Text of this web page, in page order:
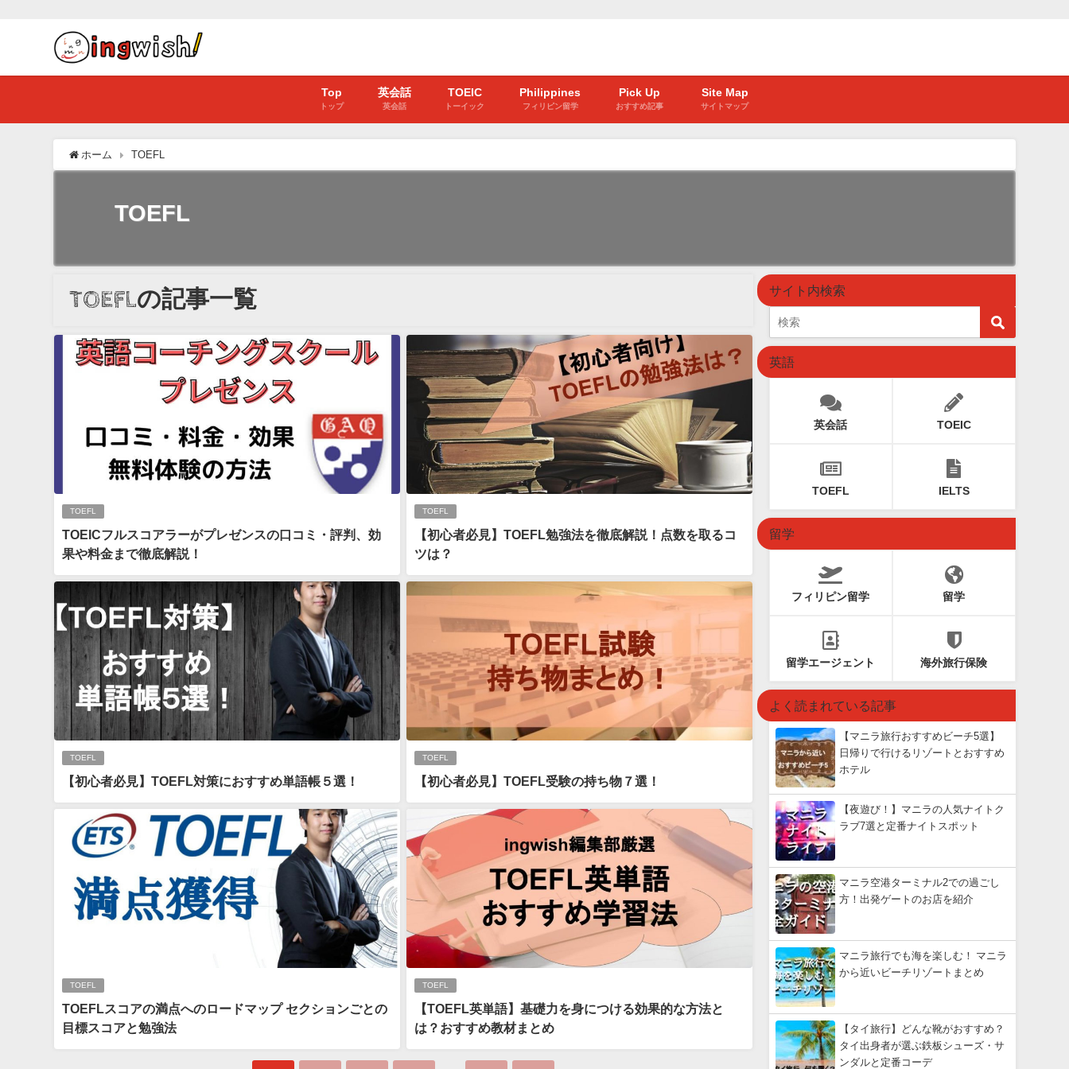
Top
トップ
英会話
英会話
TOEIC
トーイック
Philippines
フィリピン留学
Pick Up
おすすめ記事
Site Map
サイトマップ
ホーム TOEFL
TOEFL
TOEFLの記事一覧
TOEFL
TOEICフルスコアラーがプレゼンスの口コミ・評判、効
果や料金まで徹底解説！
TOEFL
【初心者必見】TOEFL勉強法を徹底解説！点数を取るコ
ツは？
TOEFL
【初心者必見】TOEFL対策におすすめ単語帳５選！
TOEFL
【初心者必見】TOEFL受験の持ち物７選！
TOEFL
TOEFLスコアの満点へのロードマップ セクションごとの
目標スコアと勉強法
TOEFL
【TOEFL英単語】基礎力を身につける効果的な方法と
は？おすすめ教材まとめ
サイト内検索
英語
英会話 TOEIC
TOEFL IELTS
留学
フィリピン留学 留学
留学エージェント 海外旅行保険
よく読まれている記事
【マニラ旅行おすすめビーチ5選】
日帰りで行けるリゾートとおすすめ
ホテル
【夜遊び！】マニラの人気ナイトク
ラブ7選と定番ナイトスポット
マニラ空港ターミナル2での過ごし
方！出発ゲートのお店を紹介
マニラ旅行でも海を楽しむ！ マニラ
から近いビーチリゾートまとめ
【タイ旅行】どんな靴がおすすめ？
タイ出身者が選ぶ鉄板シューズ・サ
ンダルと定番コーデ